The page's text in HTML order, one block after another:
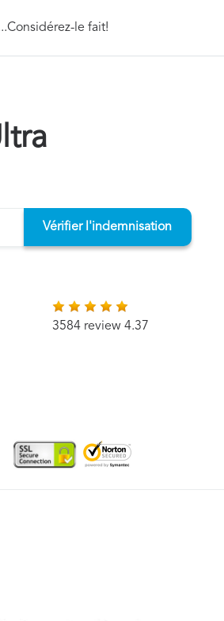
le fait!
Vérifier l'indemnisation
3584 review 4.37